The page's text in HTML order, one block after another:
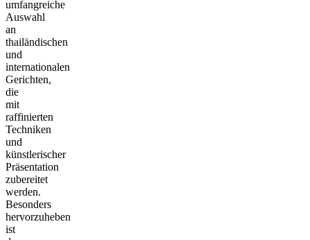
umfangreiche
Auswahl
an
thailändischen
und
internationalen
Gerichten,
die
mit
raffinierten
Techniken
und
künstlerischer
Präsentation
zubereitet
werden.
Besonders
hervorzuheben
ist